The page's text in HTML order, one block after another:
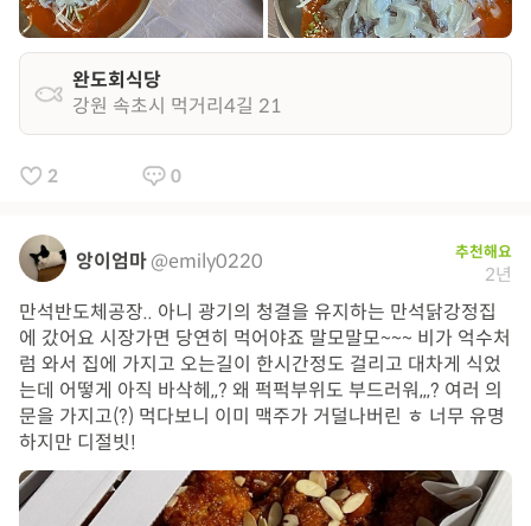
완도회식당
강원 속초시 먹거리4길 21
2 0
앙이엄마@emily0220 추천해요
2년
만석반도체공장.. 아니 광기의 청결을 유지하는 만석닭강정집
에 갔어요 시장가면 당연히 먹어야죠 말모말모~~~ 비가 억수처
럼 와서 집에 가지고 오는길이 한시간정도 걸리고 대차게 식었
는데 어떻게 아직 바삭헤,,? 왜 퍽퍽부위도 부드러워,,,? 여러 의
문을 가지고(?) 먹다보니 이미 맥주가 거덜나버린 ㅎ 너무 유명
하지만 디절빗!